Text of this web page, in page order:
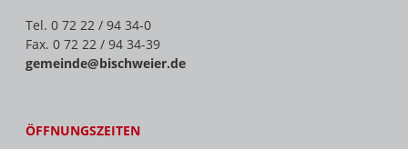
Tel. 0 72 22 / 94 34-0
Fax. 0 72 22 / 94 34-39
gemeinde@bischweier.de
ÖFFNUNGSZEITEN